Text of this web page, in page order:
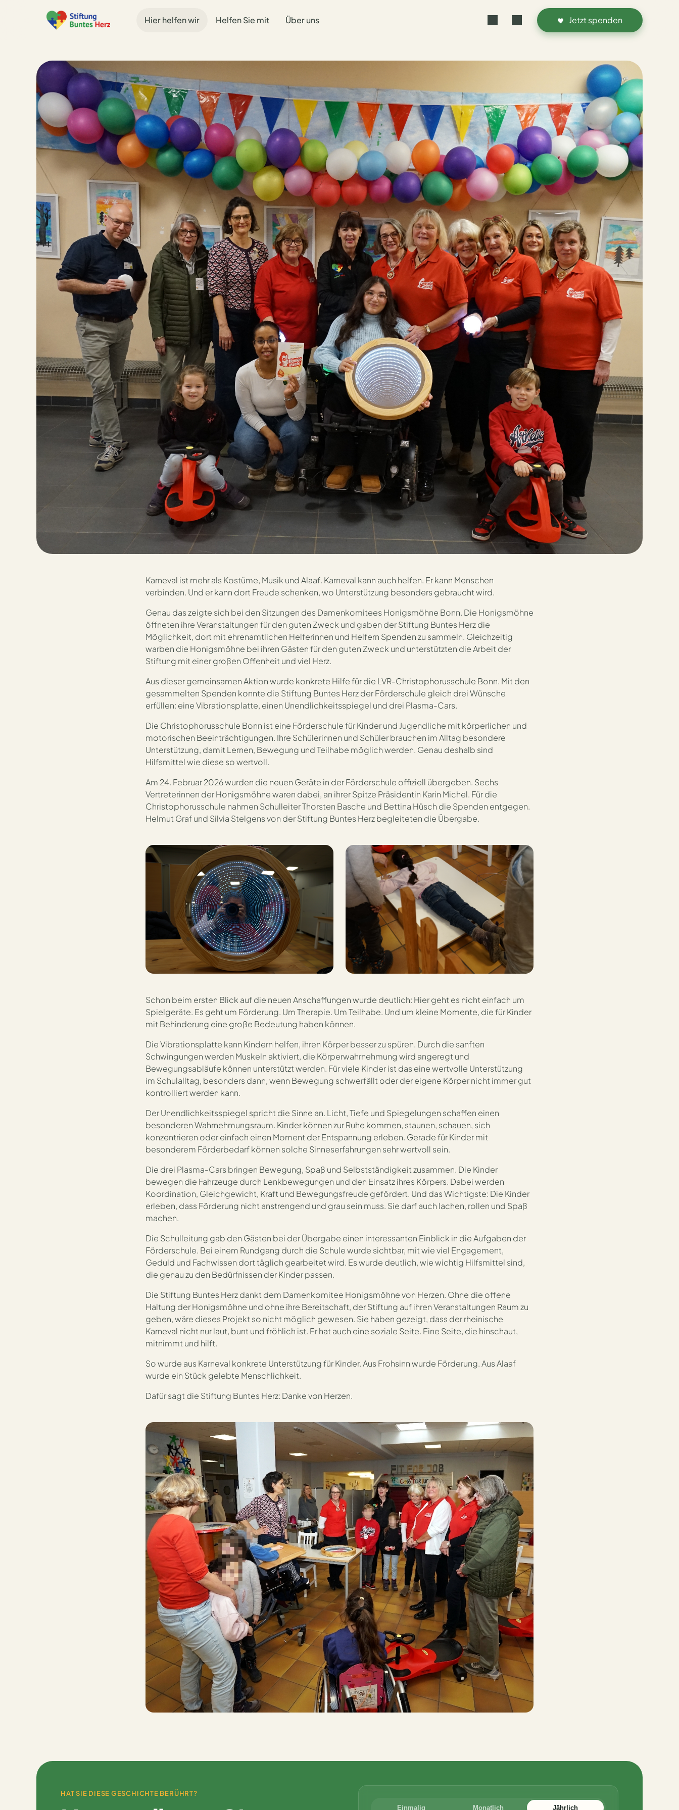
Hier helfen wir Helfen Sie mit Über uns Jetzt spenden
Neue Therapiegeräte für die Christophorusschule
Das Damenkomitee (DK) Honigsmöhne hat die Stiftung Buntes Herz in der Session 2025/2026 wieder eingeladen, auf
ihren Karnevalssitzungen im Beueler Brückenforum Spenden für den guten Zweck zu sammeln.
Karneval ist mehr als Kostüme, Musik und Alaaf. Karneval kann auch helfen. Er kann Menschen
verbinden. Und er kann dort Freude schenken, wo Unterstützung besonders gebraucht wird.
Genau das zeigte sich bei den Sitzungen des Damenkomitees Honigsmöhne Bonn. Die Honigsmöhne
öffneten ihre Veranstaltungen für den guten Zweck und gaben der Stiftung Buntes Herz die
Möglichkeit, dort mit ehrenamtlichen Helferinnen und Helfern Spenden zu sammeln. Gleichzeitig
warben die Honigsmöhne bei ihren Gästen für den guten Zweck und unterstützten die Arbeit der
Stiftung mit einer großen Offenheit und viel Herz.
Aus dieser gemeinsamen Aktion wurde konkrete Hilfe für die LVR-Christophorusschule Bonn. Mit den
gesammelten Spenden konnte die Stiftung Buntes Herz der Förderschule gleich drei Wünsche
erfüllen: eine Vibrationsplatte, einen Unendlichkeitsspiegel und drei Plasma-Cars.
Die Christophorusschule Bonn ist eine Förderschule für Kinder und Jugendliche mit körperlichen und
motorischen Beeinträchtigungen. Ihre Schülerinnen und Schüler brauchen im Alltag besondere
Unterstützung, damit Lernen, Bewegung und Teilhabe möglich werden. Genau deshalb sind
Hilfsmittel wie diese so wertvoll.
Am 24. Februar 2026 wurden die neuen Geräte in der Förderschule offiziell übergeben. Sechs
Vertreterinnen der Honigsmöhne waren dabei, an ihrer Spitze Präsidentin Karin Michel. Für die
Christophorusschule nahmen Schulleiter Thorsten Basche und Bettina Hüsch die Spenden entgegen.
Helmut Graf und Silvia Stelgens von der Stiftung Buntes Herz begleiteten die Übergabe.
Schon beim ersten Blick auf die neuen Anschaffungen wurde deutlich: Hier geht es nicht einfach um
Spielgeräte. Es geht um Förderung. Um Therapie. Um Teilhabe. Und um kleine Momente, die für Kinder
mit Behinderung eine große Bedeutung haben können.
Die Vibrationsplatte kann Kindern helfen, ihren Körper besser zu spüren. Durch die sanften
Schwingungen werden Muskeln aktiviert, die Körperwahrnehmung wird angeregt und
Bewegungsabläufe können unterstützt werden. Für viele Kinder ist das eine wertvolle Unterstützung
im Schulalltag, besonders dann, wenn Bewegung schwerfällt oder der eigene Körper nicht immer gut
kontrolliert werden kann.
Der Unendlichkeitsspiegel spricht die Sinne an. Licht, Tiefe und Spiegelungen schaffen einen
besonderen Wahrnehmungsraum. Kinder können zur Ruhe kommen, staunen, schauen, sich
konzentrieren oder einfach einen Moment der Entspannung erleben. Gerade für Kinder mit
besonderem Förderbedarf können solche Sinneserfahrungen sehr wertvoll sein.
Die drei Plasma-Cars bringen Bewegung, Spaß und Selbstständigkeit zusammen. Die Kinder
bewegen die Fahrzeuge durch Lenkbewegungen und den Einsatz ihres Körpers. Dabei werden
Koordination, Gleichgewicht, Kraft und Bewegungsfreude gefördert. Und das Wichtigste: Die Kinder
erleben, dass Förderung nicht anstrengend und grau sein muss. Sie darf auch lachen, rollen und Spaß
machen.
Die Schulleitung gab den Gästen bei der Übergabe einen interessanten Einblick in die Aufgaben der
Förderschule. Bei einem Rundgang durch die Schule wurde sichtbar, mit wie viel Engagement,
Geduld und Fachwissen dort täglich gearbeitet wird. Es wurde deutlich, wie wichtig Hilfsmittel sind,
die genau zu den Bedürfnissen der Kinder passen.
Die Stiftung Buntes Herz dankt dem Damenkomitee Honigsmöhne von Herzen. Ohne die offene
Haltung der Honigsmöhne und ohne ihre Bereitschaft, der Stiftung auf ihren Veranstaltungen Raum zu
geben, wäre dieses Projekt so nicht möglich gewesen. Sie haben gezeigt, dass der rheinische
Karneval nicht nur laut, bunt und fröhlich ist. Er hat auch eine soziale Seite. Eine Seite, die hinschaut,
mitnimmt und hilft.
So wurde aus Karneval konkrete Unterstützung für Kinder. Aus Frohsinn wurde Förderung. Aus Alaaf
wurde ein Stück gelebte Menschlichkeit.
Dafür sagt die Stiftung Buntes Herz: Danke von Herzen.
HAT SIE DIESE GESCHICHTE BERÜHRT?
Einmalig Monatlich Jährlich